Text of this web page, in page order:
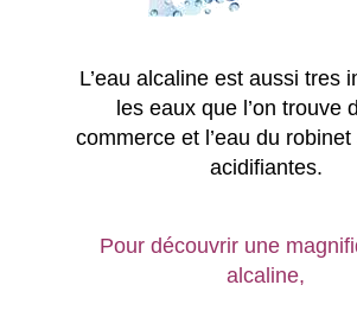
L’eau alcaline est aussi tres
les eaux que l’on trouve
commerce et l’eau du
acidifiantes.
Pour découvrir une
alcaline,